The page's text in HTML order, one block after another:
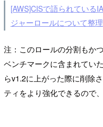
[AWS]CISで語られている
ジャーロールについて整理
注：このロールの分割もか
ベンチマークに含まれてい
らv1.2に上がった際に削除
ティをより強化できるので